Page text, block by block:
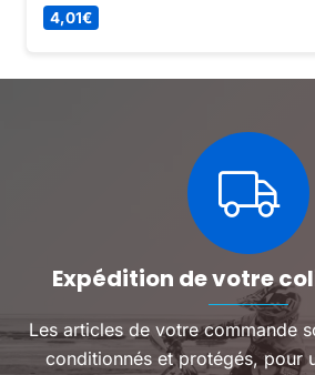
4,01€
Expédition de votre
Les articles de votre commande
conditionnés et protégés, pour